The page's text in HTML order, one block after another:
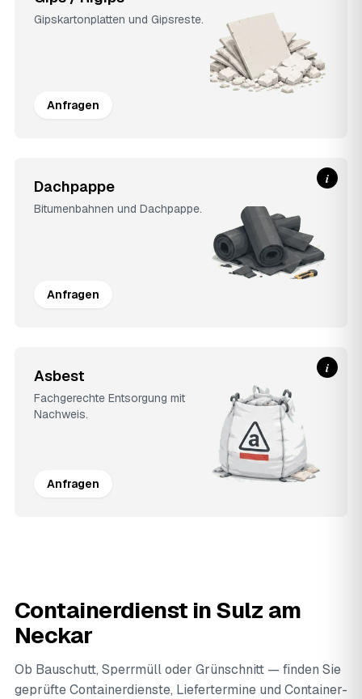
Gipskartonplatten und Gipsreste.
Anfragen
Dachpappe
Bitumenbahnen und Dachpappe.
Anfragen
i
Asbest
Fachgerechte Entsorgung mit
Nachweis.
Anfragen
i
Containerdienst in Sulz am
Neckar
Ob Bauschutt, Sperrmüll oder Grünschnitt — finden Sie
geprüfte Containerdienste, Liefertermine und Container-